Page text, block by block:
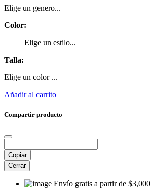
Elige un genero...
Color:
Elige un estilo...
Talla:
Elige un color ...
Añadir al carrito
Compartir producto
Copiar
Cerrar
Envío gratis a partir de $3,000